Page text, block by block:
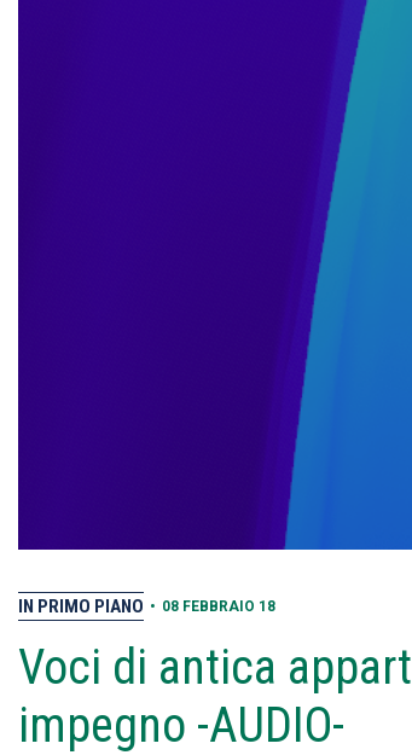
IN PRIMO PIANO • 08 FEBBRAIO 18
Voci di antica
impegno -AUDIO-